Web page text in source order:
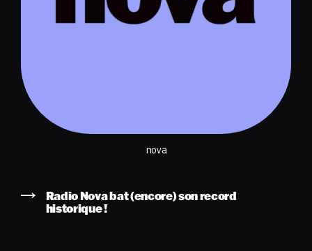
nova
Radio Nova bat (encore) son record
historique !